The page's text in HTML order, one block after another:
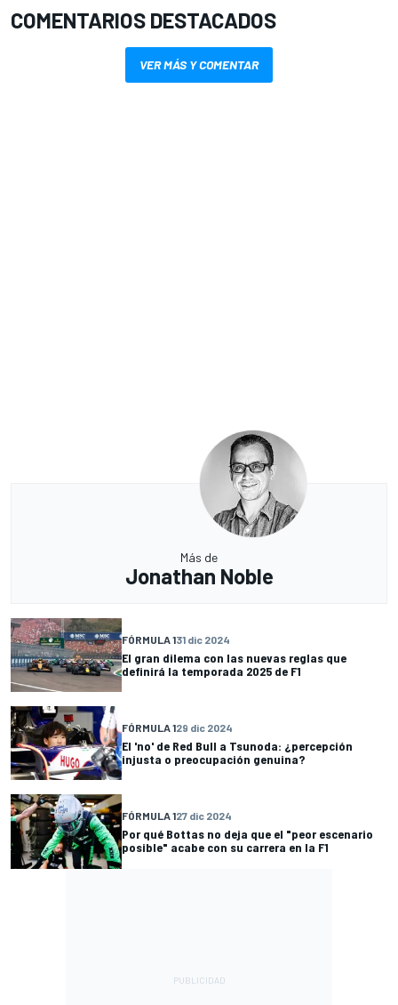
COMENTARIOS DESTACADOS
VER MÁS Y COMENTAR
Más de
Jonathan Noble
FÓRMULA 131 dic 2024
El gran dilema con las nuevas reglas que
definirá la temporada 2025 de F1
FÓRMULA 129 dic 2024
El 'no' de Red Bull a Tsunoda: ¿percepción
injusta o preocupación genuina?
FÓRMULA 127 dic 2024
Por qué Bottas no deja que el "peor escenario
posible" acabe con su carrera en la F1